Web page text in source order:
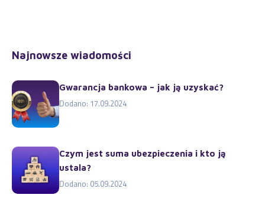
Najnowsze wiadomości
Gwarancja bankowa – jak ją uzyskać?
Dodano: 17.09.2024
Czym jest suma ubezpieczenia i kto ją
ustala?
Dodano: 05.09.2024